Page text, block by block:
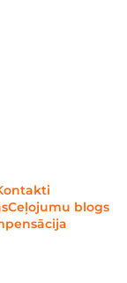
Ceļojumu blogs